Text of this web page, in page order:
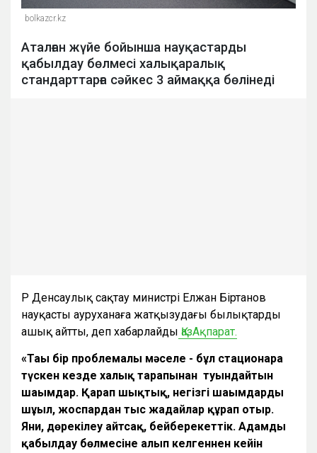
bolkazcr.kz
Аталған жүйе бойынша науқастарды
қабылдау бөлмесі халықаралық
стандарттарға сәйкес 3 аймаққа бөлінеді
ҚР Денсаулық сақтау министрі Елжан Біртанов
науқасты ауруханаға жатқызудағы былықтарды
ашық айтты, деп хабарлайды ҚазАқпарат.
«Тағы бір проблемалы мәселе - бұл стационарға
түскен кезде халық тарапынан туындайтын
шағымдар. Қарап шықтық, негізгі шағымдарды
шұғыл, жоспардан тыс жағдайлар құрап отыр.
Яғни, дөрекілеу айтсақ, бейберекеттік. Адамды
қабылдау бөлмесіне алып келгеннен кейін